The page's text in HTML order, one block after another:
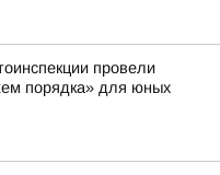
провели
порядка» для юных